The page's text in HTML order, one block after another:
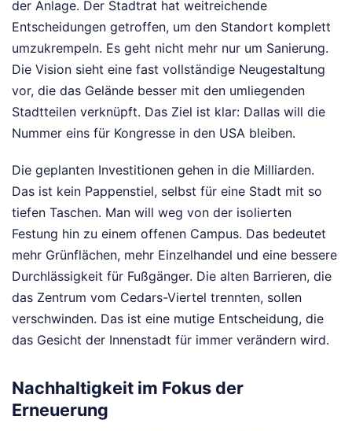
der Anlage. Der Stadtrat hat weitreichende
Entscheidungen getroffen, um den Standort komplett
umzukrempeln. Es geht nicht mehr nur um Sanierung.
Die Vision sieht eine fast vollständige Neugestaltung
vor, die das Gelände besser mit den umliegenden
Stadtteilen verknüpft. Das Ziel ist klar: Dallas will die
Nummer eins für Kongresse in den USA bleiben.
Die geplanten Investitionen gehen in die Milliarden.
Das ist kein Pappenstiel, selbst für eine Stadt mit so
tiefen Taschen. Man will weg von der isolierten
Festung hin zu einem offenen Campus. Das bedeutet
mehr Grünflächen, mehr Einzelhandel und eine bessere
Durchlässigkeit für Fußgänger. Die alten Barrieren, die
das Zentrum vom Cedars-Viertel trennten, sollen
verschwinden. Das ist eine mutige Entscheidung, die
das Gesicht der Innenstadt für immer verändern wird.
Nachhaltigkeit im Fokus der
Erneuerung